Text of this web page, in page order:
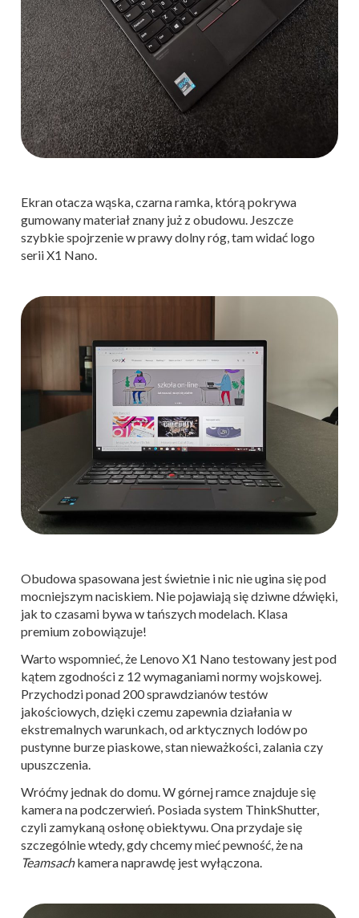
Ekran otacza wąska, czarna ramka, którą pokrywa
gumowany materiał znany już z obudowu. Jeszcze
szybkie spojrzenie w prawy dolny róg, tam widać logo
serii X1 Nano.
Obudowa spasowana jest świetnie i nic nie ugina się pod
mocniejszym naciskiem. Nie pojawiają się dziwne dźwięki,
jak to czasami bywa w tańszych modelach. Klasa
premium zobowiązuje!
Warto wspomnieć, że Lenovo X1 Nano testowany jest pod
kątem zgodności z 12 wymaganiami normy wojskowej.
Przychodzi ponad 200 sprawdzianów testów
jakościowych, dzięki czemu zapewnia działania w
ekstremalnych warunkach, od arktycznych lodów po
pustynne burze piaskowe, stan nieważkości, zalania czy
upuszczenia.
Wróćmy jednak do domu. W górnej ramce znajduje się
kamera na podczerwień. Posiada system ThinkShutter,
czyli zamykaną osłonę obiektywu. Ona przydaje się
szczególnie wtedy, gdy chcemy mieć pewność, że na
Teamsachkamera naprawdę jest wyłączona.